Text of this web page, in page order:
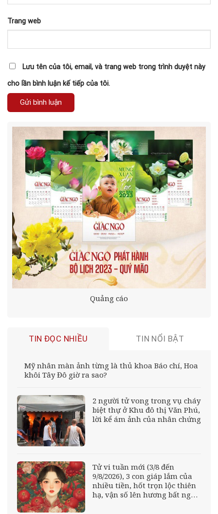
Trang web
Lưu tên của tôi, email, và trang web trong trình duyệt này
cho lần bình luận kế tiếp của tôi.
Quảng cáo
TIN ĐỌC NHIỀU TIN NỔI BẬT
Mỹ nhân màn ảnh từng là thủ khoa Báo chí, Hoa
khôi Tây Đô giờ ra sao?
2 người tử vong trong vụ cháy
biệt thự ở Khu đô thị Văn Phú,
lời kể ám ảnh của nhân chứng
Tử vi tuần mới (3/8 đến
9/8/2026), 3 con giáp lắm của
nhiều tiền, hốt trọn lộc thiên
hạ, vận số lên hương bất ngờ,